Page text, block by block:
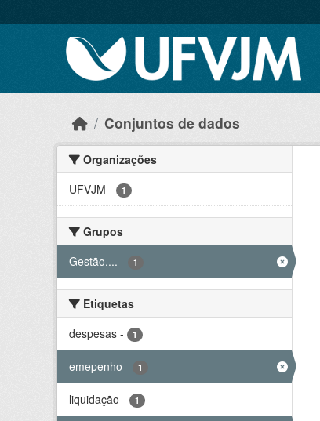
Conjuntos de dados
Organizações
UFVJM - 1
Grupos
Gestão,... - 1
Etiquetas
despesas - 1
emepenho - 1
liquidação - 1